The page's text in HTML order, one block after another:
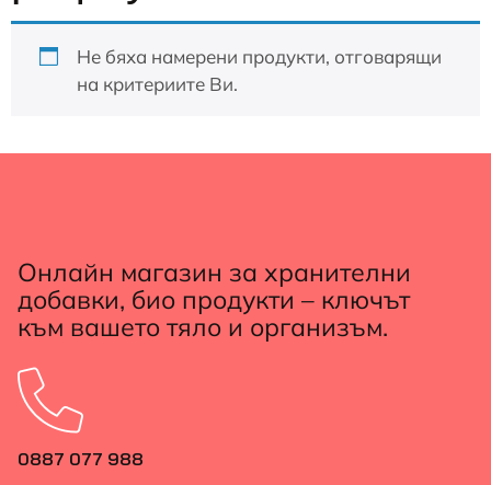
Не бяха намерени продукти, отговарящи
на критериите Ви.
Онлайн магазин за хранителни
добавки, био продукти – ключът
към вашето тяло и организъм.
0887 077 988